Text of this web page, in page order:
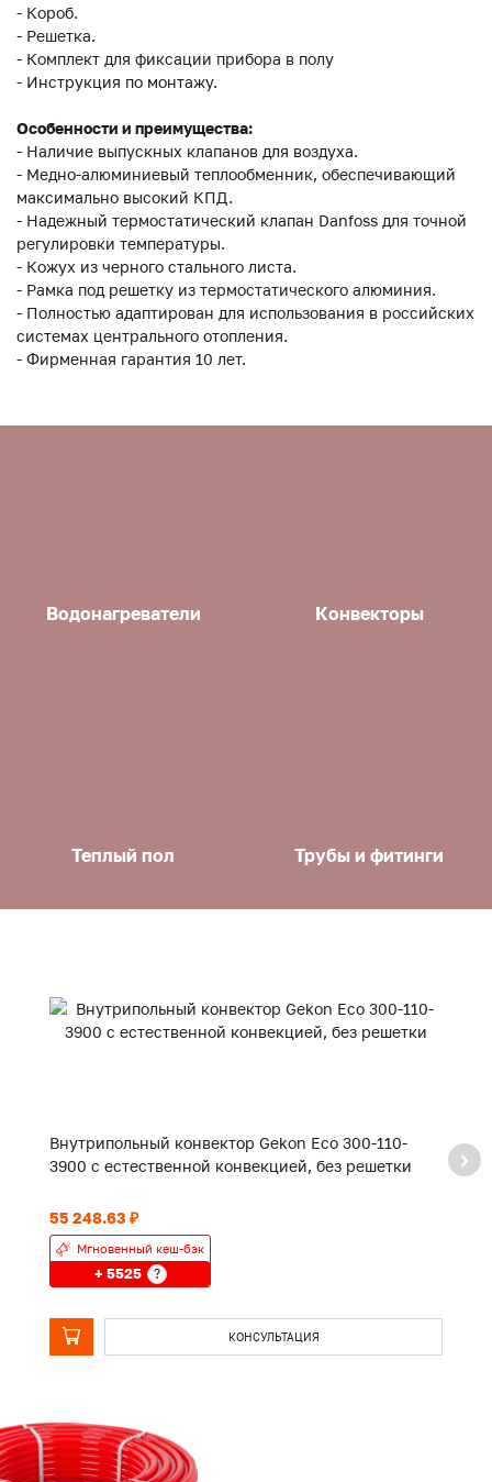
- Короб.
- Решетка.
- Комплект для фиксации прибора в полу
- Инструкция по монтажу.
Особенности и преимущества:
- Наличие выпускных клапанов для воздуха.
- Медно-алюминиевый теплообменник, обеспечивающий
максимально высокий КПД.
- Надежный термостатический клапан Danfoss для точной
регулировки температуры.
- Кожух из черного стального листа.
- Рамка под решетку из термостатического алюминия.
- Полностью адаптирован для использования в российских
системах центрального отопления.
- Фирменная гарантия 10 лет.
Водонагреватели Конвекторы
Теплый пол Трубы и фитинги
Внутрипольный конвектор Gekon Eco 300-110-
3900 с естественной конвекцией, без решетки
55 248.63 ₽
Мгновенный кеш-бэк
+ 5525 ?
КОНСУЛЬТАЦИЯ